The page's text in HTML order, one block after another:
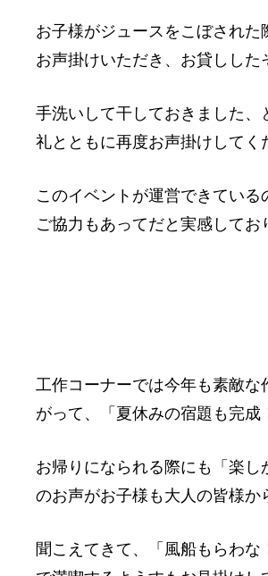
お子様がジュースをこぼされた
お声掛けいただき、お貸しした
手洗いして干しておきました、
礼とともに再度お声掛けして
このイベントが運営できている
ご協力もあってだと実感してお
工作コーナーでは今年も素敵な
がって、「夏休みの宿題も完成
お帰りになられる際にも「楽し
のお声がお子様も大人の皆様か
聞こえてきて、「風船もらわな